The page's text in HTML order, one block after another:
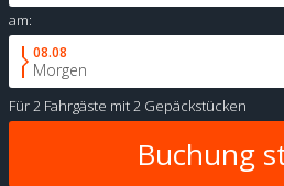
am:
08.08
Morgen
Für2 Fahrgäste mit2 Gepäckstücken